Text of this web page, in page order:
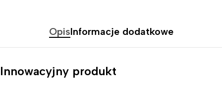
OpisInformacje dodatkowe
Innowacyjny produkt